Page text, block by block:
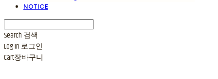
NOTICE
Search 검색
Log In 로그인
Cart장바구니